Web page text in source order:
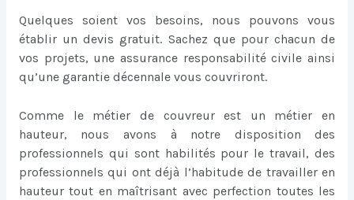
Quelques soient vos besoins, nous pouvons vous
établir un devis gratuit. Sachez que pour chacun de
vos projets, une assurance responsabilité civile ainsi
qu’une garantie décennale vous couvriront.
Comme le métier de couvreur est un métier en
hauteur, nous avons à notre disposition des
professionnels qui sont habilités pour le travail, des
professionnels qui ont déjà l’habitude de travailler en
hauteur tout en maîtrisant avec perfection toutes les